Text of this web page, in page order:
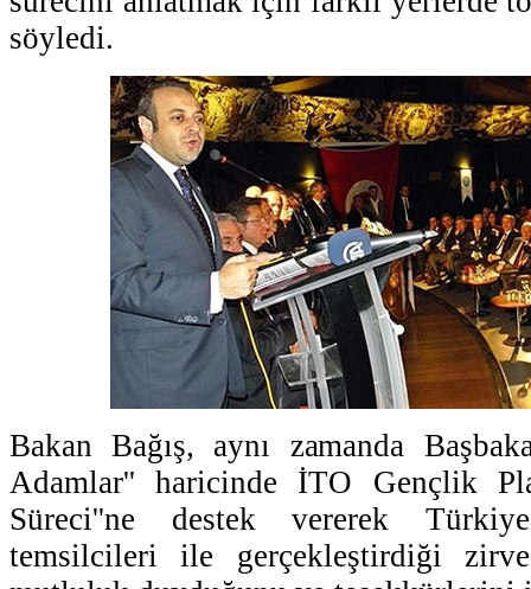
söyledi.
Bakan Bağış, aynı zamanda
Adamlar'' haricinde İTO Gençlik
Süreci''ne destek vererek
temsilcileri ile gerçekleştirdiği